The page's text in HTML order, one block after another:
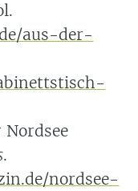
aus-der-
.
nordsee-